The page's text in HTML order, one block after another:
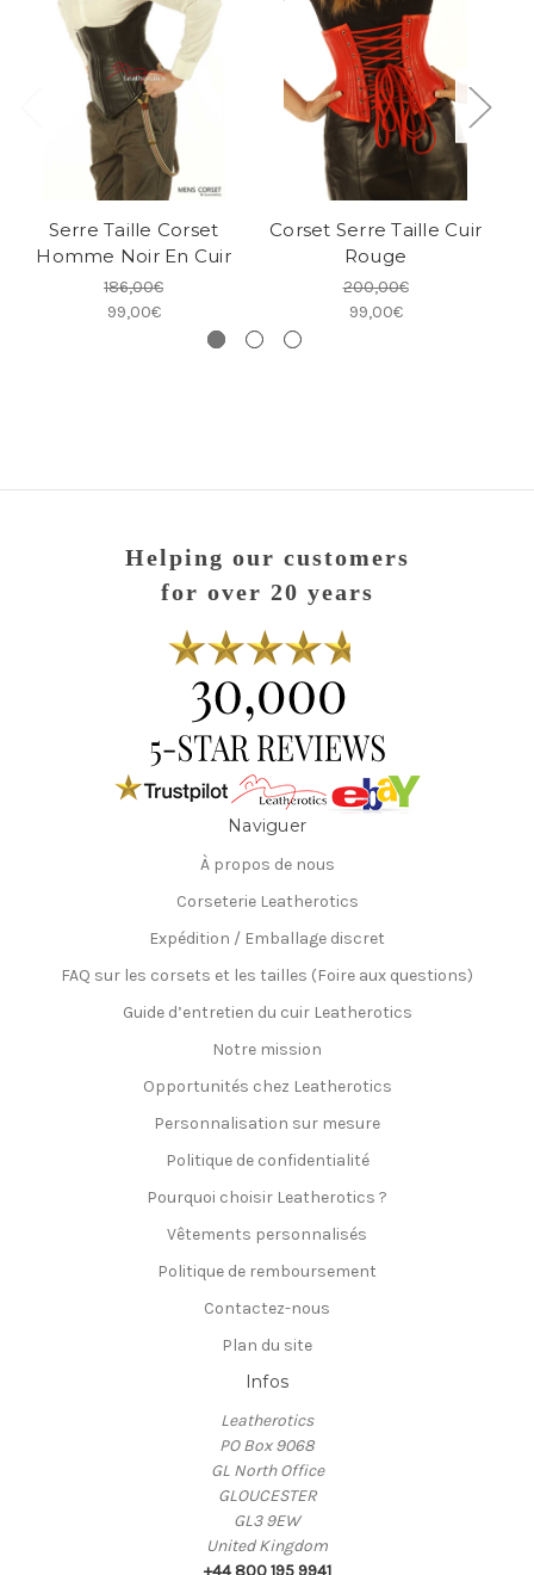
Serre Taille Corset
Homme Noir En Cuir
186,00€
99,00€
Corset Serre Taille Cuir
Rouge
200,00€
99,00€
Helping our customers
for over 20 years
Naviguer
À propos de nous
Corseterie Leatherotics
Expédition / Emballage discret
FAQ sur les corsets et les tailles (Foire aux questions)
Guide d’entretien du cuir Leatherotics
Notre mission
Opportunités chez Leatherotics
Personnalisation sur mesure
Politique de confidentialité
Pourquoi choisir Leatherotics ?
Vêtements personnalisés
Politique de remboursement
Contactez-nous
Plan du site
Infos
Leatherotics
PO Box 9068
GL North Office
GLOUCESTER
GL3 9EW
United Kingdom